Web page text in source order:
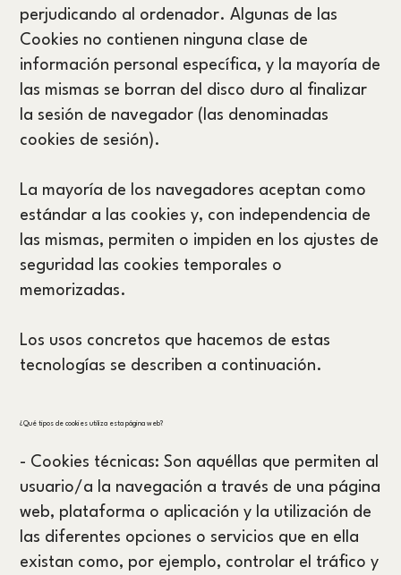
perjudicando al ordenador. Algunas de las
Cookies no contienen ninguna clase de
información personal específica, y la mayoría de
las mismas se borran del disco duro al finalizar
la sesión de navegador (las denominadas
cookies de sesión).
La mayoría de los navegadores aceptan como
estándar a las cookies y, con independencia de
las mismas, permiten o impiden en los ajustes de
seguridad las cookies temporales o
memorizadas.
Los usos concretos que hacemos de estas
tecnologías se describen a continuación.
¿Qué tipos de cookies utiliza esta página web?
- Cookies técnicas: Son aquéllas que permiten al
usuario/a la navegación a través de una página
web, plataforma o aplicación y la utilización de
las diferentes opciones o servicios que en ella
existan como, por ejemplo, controlar el tráfico y